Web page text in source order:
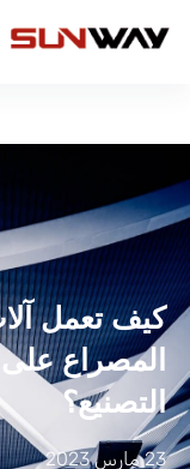
كيف تعمل
المصراع
التصنيع؟
23 مارس 2023